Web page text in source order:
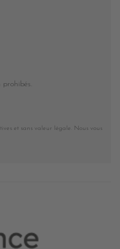
prohibés
et sans valeur légale. Nous vous